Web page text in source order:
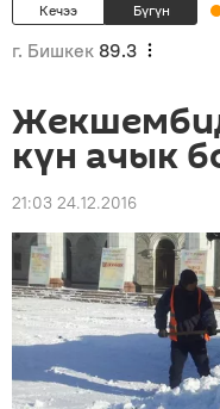
Кечээ Бүгүн
г. Бишкек 89.3
күн ачык
21:03 24.12.2016